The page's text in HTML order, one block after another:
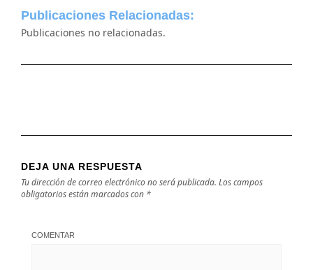
Publicaciones Relacionadas:
Publicaciones no relacionadas.
DEJA UNA RESPUESTA
Tu dirección de correo electrónico no será publicada. Los campos
obligatorios están marcados con *
COMENTAR